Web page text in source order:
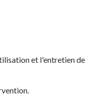
et l'entretien de